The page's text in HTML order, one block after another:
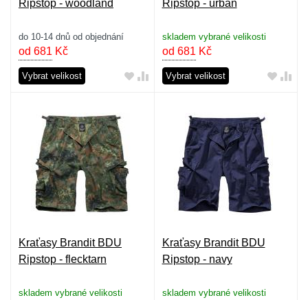
Ripstop - woodland
do 10-14 dnů od objednání
od 681 Kč
Vybrat velikost
Ripstop - urban
skladem vybrané velikosti
od 681 Kč
Vybrat velikost
Kraťasy Brandit BDU
Ripstop - flecktarn
skladem vybrané velikosti
Kraťasy Brandit BDU
Ripstop - navy
skladem vybrané velikosti